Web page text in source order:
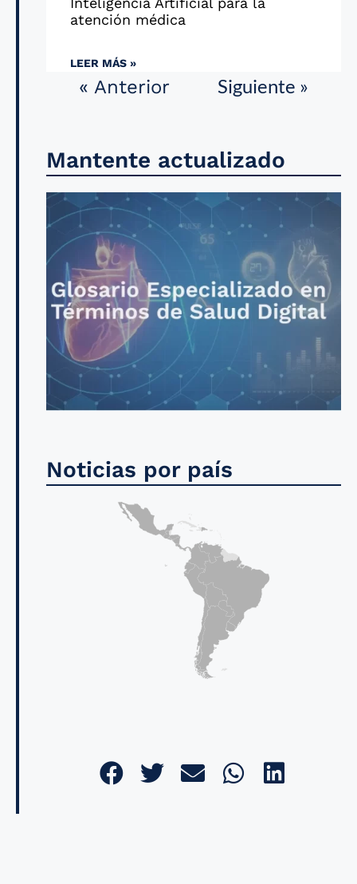
atención médica
LEER MÁS »
« Anterior Siguiente »
Mantente actualizado
Noticias por país